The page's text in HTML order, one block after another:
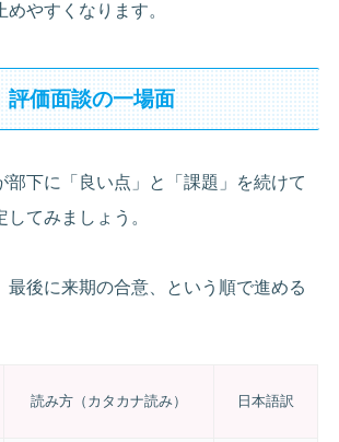
やすくなります。
評価面談の一場面
部下に「良い点」と「課題」を続けて
てみましょう。
最後に来期の合意、という順で進める
読み方（カタカナ読み） 日本語訳